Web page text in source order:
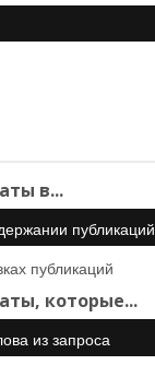
в...
публикаций
публикаций
которые...
из запроса